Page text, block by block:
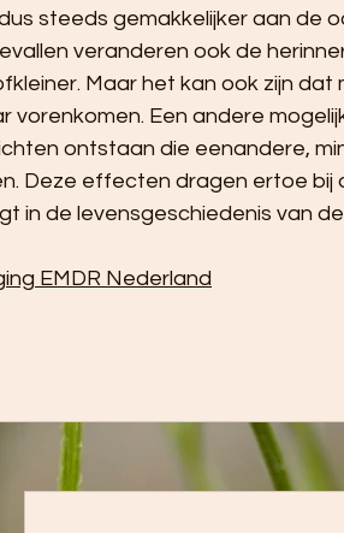
steeds gemakkelijker aan de
veranderen ook de
Maar het kan ook zijn
vorenkomen. Een andere
ontstaan die eenandere,
Deze effecten dragen ertoe bij
in de levensgeschiedenis van
EMDR Nederland